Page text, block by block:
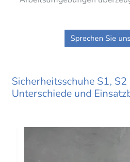
Sprechen Sie
Sicherheitsschuhe S1,
Unterschiede und